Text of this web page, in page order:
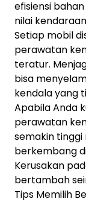
efisiensi
nilai
Setiap mobil
perawatan
teratur.
bisa
kendala yang
Apabila Anda
perawatan
semakin
berkembang
Kerusakan
bertambah
Tips Memilih